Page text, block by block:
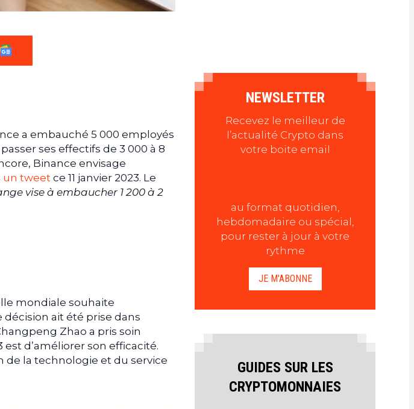
a embauché 5 000 employés
ses effectifs de 3 000 à 8
Binance envisage
un tweet ce 11 janvier 2023. Le
vise à embaucher 1 200 à 2
mondiale souhaite
ait été prise dans
Zhao a pris soin
d’améliorer son efficacité.
de la technologie et du service
NEWSLETTER
Recevez le meilleur de
l’actualité Crypto dans
votre boite email
au format quotidien,
hebdomadaire ou spécial,
pour rester à jour à votre
rythme
JE M'ABONNE
GUIDES SUR LES
CRYPTOMONNAIES